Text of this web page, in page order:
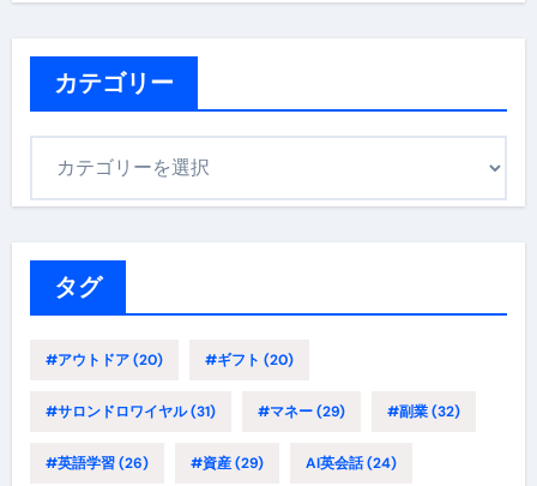
カテゴリー
タグ
#アウトドア(20) #ギフト (20)
#サロンドロワイヤル(31) #マネー(29) #副業(32)
#英語学習(26) #資産(29) AI英会話(24)